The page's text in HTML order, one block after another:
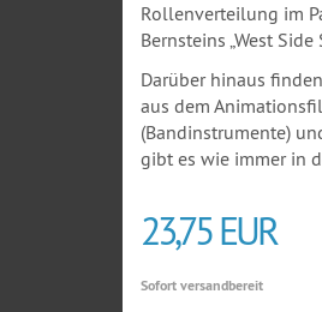
Rollenverteilung im
Bernsteins „West Side
Darüber hinaus
aus dem
(Bandinstrumente)
gibt es wie immer in
23,75 EUR
Sofort versandbereit